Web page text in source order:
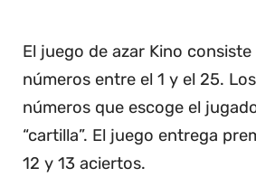
El juego de azar Kino
números entre el 1 y el 25.
números que escoge el
“cartilla”. El juego entrega
12 y 13 aciertos.